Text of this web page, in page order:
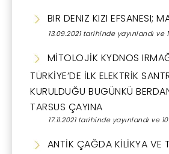
BIR DENIZ KIZI EFSANESI;
13.09.2021 tarihinde yayınlandı ve
MİTOLOJİK KYDNOS
TÜRKİYE’DE İLK ELEKTRİK
KURULDUĞU BUGÜNKÜ
TARSUS ÇAYINA
17.11.2021 tarihinde yayınlandı ve
ANTİK ÇAĞDA KİLİKYA VE